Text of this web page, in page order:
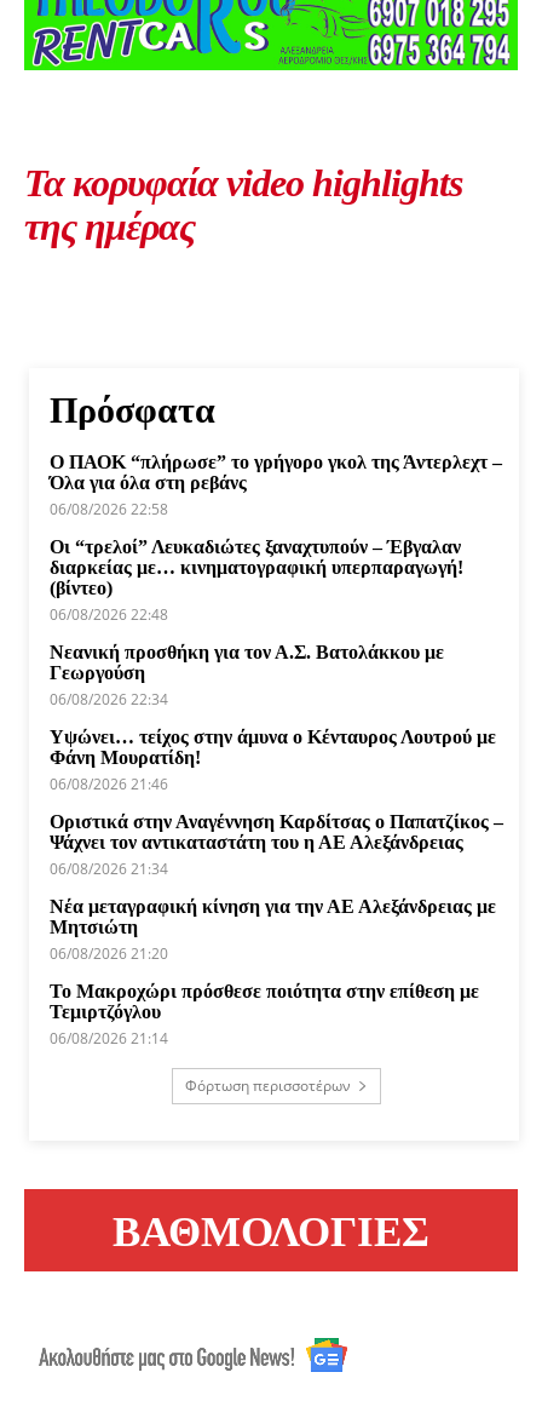
Τα κορυφαία video highlights
της ημέρας
Πρόσφατα
Ο ΠΑΟΚ “πλήρωσε” το γρήγορο γκολ της Άντερλεχτ –
Όλα για όλα στη ρεβάνς
06/08/2026 22:58
Οι “τρελοί” Λευκαδιώτες ξαναχτυπούν – Έβγαλαν
διαρκείας με… κινηματογραφική υπερπαραγωγή!
(βίντεο)
06/08/2026 22:48
Νεανική προσθήκη για τον Α.Σ. Βατολάκκου με
Γεωργούση
06/08/2026 22:34
Υψώνει… τείχος στην άμυνα ο Κένταυρος Λουτρού με
Φάνη Μουρατίδη!
06/08/2026 21:46
Οριστικά στην Αναγέννηση Καρδίτσας ο Παπατζίκος –
Ψάχνει τον αντικαταστάτη του η ΑΕ Αλεξάνδρειας
06/08/2026 21:34
Νέα μεταγραφική κίνηση για την ΑΕ Αλεξάνδρειας με
Μητσιώτη
06/08/2026 21:20
Το Μακροχώρι πρόσθεσε ποιότητα στην επίθεση με
Τεμιρτζόγλου
06/08/2026 21:14
Φόρτωση περισσοτέρων
ΒΑΘΜΟΛΟΓΙΕΣ